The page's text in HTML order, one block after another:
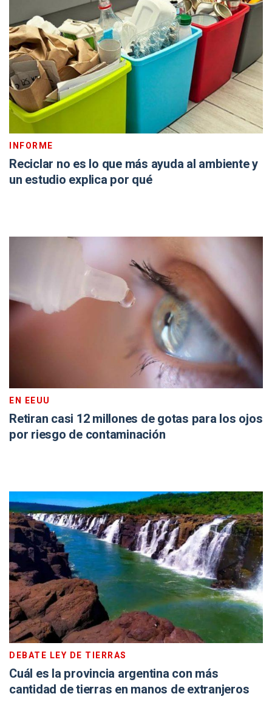
INFORME
Reciclar no es lo que más ayuda al ambiente y
un estudio explica por qué
EN EEUU
Retiran casi 12 millones de gotas para los ojos
por riesgo de contaminación
DEBATE LEY DE TIERRAS
Cuál es la provincia argentina con más
cantidad de tierras en manos de extranjeros